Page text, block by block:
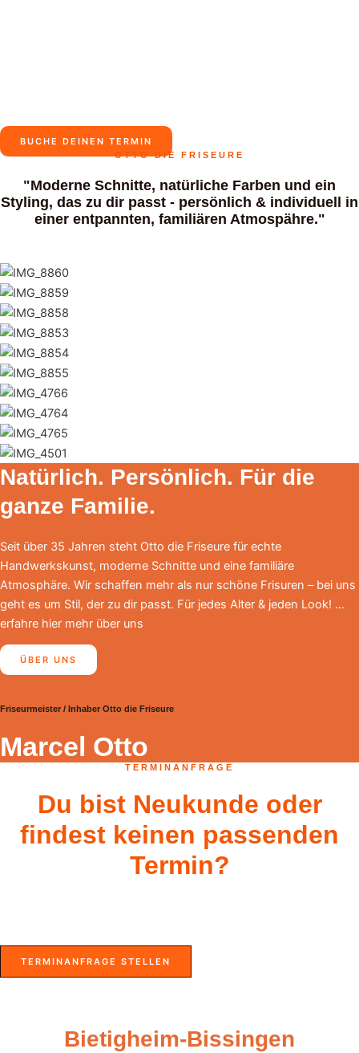
BUCHE DEINEN TERMIN
OTTO DIE FRISEURE
"Moderne Schnitte, natürliche Farben und ein
Styling, das zu dir passt - persönlich & individuell in
einer entpannten, familiären Atmospähre."
Natürlich. Persönlich. Für die
ganze Familie.
Seit über 35 Jahren steht Otto die Friseure für echte
Handwerkskunst, moderne Schnitte und eine familiäre
Atmosphäre. Wir schaffen mehr als nur schöne Frisuren – bei uns
geht es um Stil, der zu dir passt. Für jedes Alter & jeden Look! …
erfahre hier mehr über uns
ÜBER UNS
Friseurmeister / Inhaber Otto die Friseure
Marcel Otto
TERMINANFRAGE
Du bist Neukunde oder
findest keinen passenden
Termin?
TERMINANFRAGE STELLEN
Bietigheim-Bissingen